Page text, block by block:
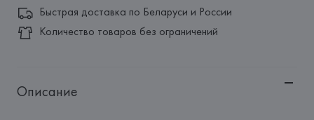
Быстрая доставка по Беларуси и России
Количество товаров без ограничений
Описание